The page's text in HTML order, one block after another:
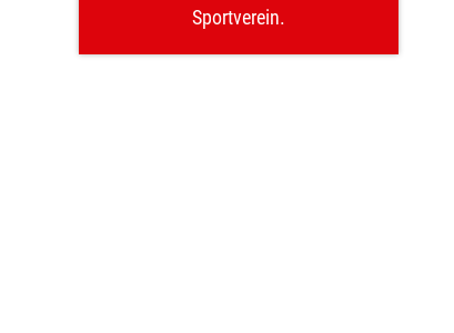
Sportverein.